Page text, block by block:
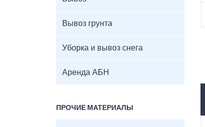
Вывоз грунта
Уборка и вывоз снега
Аренда АБН
ПРОЧИЕ МАТЕРИАЛЫ